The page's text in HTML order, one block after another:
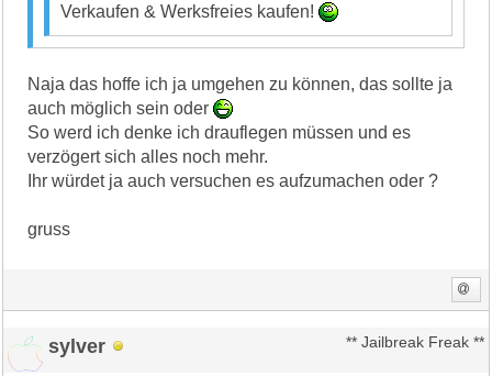
Verkaufen & Werksfreies kaufen!
Naja das hoffe ich ja umgehen zu können, das sollte ja
auch möglich sein oder
So werd ich denke ich drauflegen müssen und es
verzögert sich alles noch mehr.
Ihr würdet ja auch versuchen es aufzumachen oder ?
gruss
sylver ** Jailbreak Freak **